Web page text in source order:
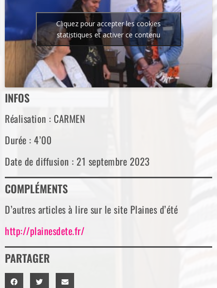
Cliquez pour accepter les cookies
statistiques et activer ce contenu
INFOS
Réalisation : CARMEN
Durée : 4’00
Date de diffusion : 21 septembre 2023
COMPLÉMENTS
D’autres articles à lire sur le site Plaines d’été
http://plainesdete.fr/
PARTAGER